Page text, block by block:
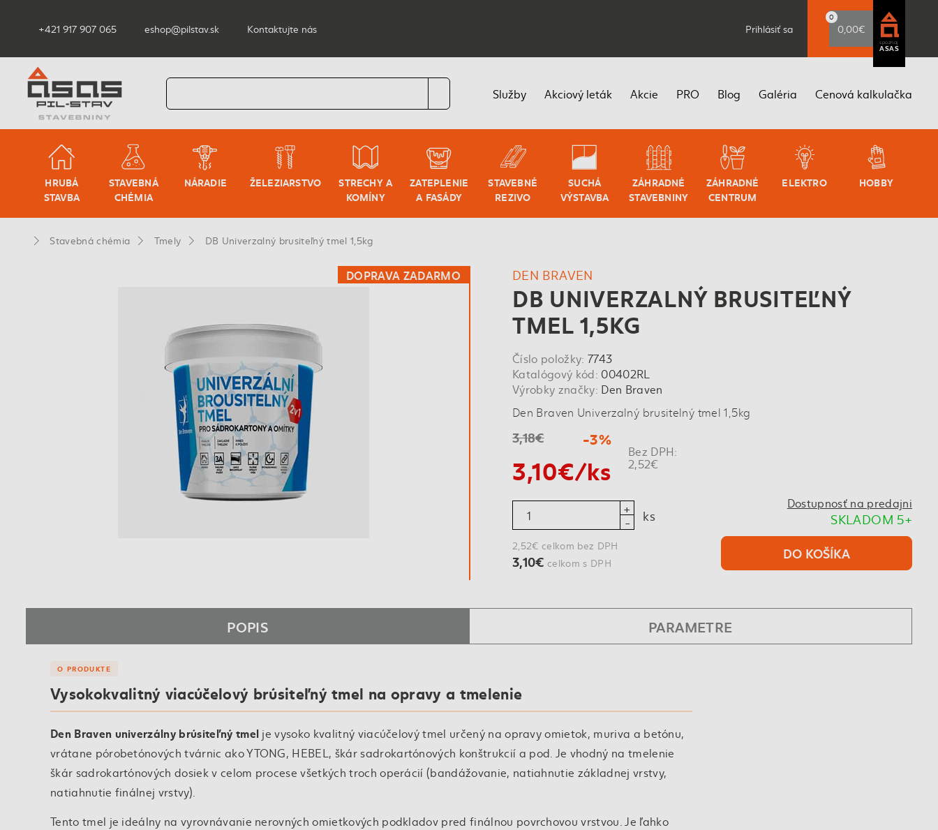
+421 917 907 065 eshop@pilstav.sk Kontaktujte nás Prihlásiť sa
0
0,00€
spoznaj
ASAS
Služby Akciový leták Akcie PRO Blog Galéria Cenová kalkulačka
HRUBÁ
STAVBA
STAVEBNÁ
CHÉMIA
NÁRADIE ŽELEZIARSTVO
STRECHY A
KOMÍNY
ZATEPLENIE
A FASÁDY
STAVEBNÉ
REZIVO
SUCHÁ
VÝSTAVBA
ZÁHRADNÉ
STAVEBNINY
ZÁHRADNÉ
CENTRUM
ELEKTRO HOBBY
Stavebná chémia Tmely DB Univerzalný brusiteľný tmel 1,5kg
DOPRAVA ZADARMO DEN BRAVEN
DB UNIVERZALNÝ BRUSITEĽNÝ
TMEL 1,5KG
Číslo položky: 7743
Katalógový kód: 00402RL
Výrobky značky: Den Braven
Den Braven Univerzalný brusitelný tmel 1,5kg
3,18€ -3%
3,10€/ks
Bez DPH:
2,52€
ks
2,52€ celkom bez DPH
3,10€ celkom s DPH
Dostupnosť na predajni
SKLADOM 5+
DO KOŠÍKA
POPIS PARAMETRE
O PRODUKTE
Vysokokvalitný viacúčelový brúsiteľný tmel na opravy a tmelenie
Den Braven univerzálny brúsiteľný tmel je vysoko kvalitný viacúčelový tmel určený na opravy omietok, muriva a betónu,
vrátane pórobetónových tvárnic ako YTONG, HEBEL, škár sadrokartónových konštrukcií a pod. Je vhodný na tmelenie
škár sadrokartónových dosiek v celom procese všetkých troch operácií (bandážovanie, natiahnutie základnej vrstvy,
natiahnutie finálnej vrstvy).
Tento tmel je ideálny na vyrovnávanie nerovných omietkových podkladov pred finálnou povrchovou vrstvou. Je ľahko